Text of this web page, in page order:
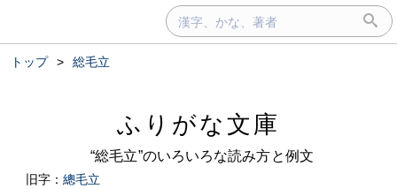
トップ > 総毛立
ふりがな文庫
“総毛立”のいろいろな読み方と例文
旧字： 總毛立